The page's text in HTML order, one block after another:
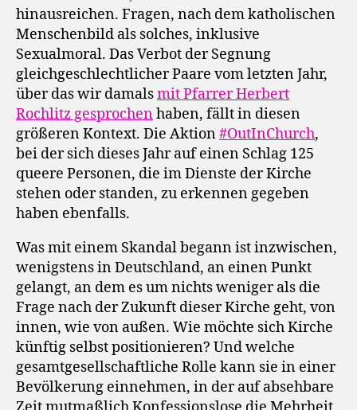
hinausreichen. Fragen, nach dem katholischen
Menschenbild als solches, inklusive
Sexualmoral. Das Verbot der Segnung
gleichgeschlechtlicher Paare vom letzten Jahr,
über das wir damalsmit Pfarrer Herbert
Rochlitz gesprochenhaben, fällt in diesen
größeren Kontext. Die Aktion#OutInChurch,
bei der sich dieses Jahr auf einen Schlag 125
queere Personen, die im Dienste der Kirche
stehen oder standen, zu erkennen gegeben
haben ebenfalls.
Was mit einem Skandal begann ist inzwischen,
wenigstens in Deutschland, an einen Punkt
gelangt, an dem es um nichts weniger als die
Frage nach der Zukunft dieser Kirche geht, von
innen, wie von außen. Wie möchte sich Kirche
künftig selbst positionieren? Und welche
gesamtgesellschaftliche Rolle kann sie in einer
Bevölkerung einnehmen, in der auf absehbare